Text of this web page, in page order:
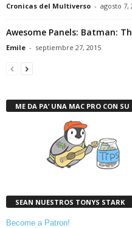
Cronicas del Multiverso - agosto 7,
Awesome Panels: Batman:
Emile - septiembre 27, 2015
ME DA PA’ UNA MAC PRO CON
SEAN NUESTROS TONYS STARK
Become a Patron!